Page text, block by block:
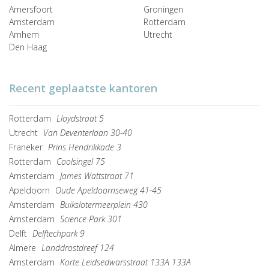
Amersfoort
Amsterdam
Arnhem
Den Haag
Groningen
Rotterdam
Utrecht
Recent geplaatste kantoren
Rotterdam Lloydstraat 5
Utrecht Van Deventerlaan 30-40
Franeker Prins Hendrikkade 3
Rotterdam Coolsingel 75
Amsterdam James Wattstraat 71
Apeldoorn Oude Apeldoornseweg 41-45
Amsterdam Buikslotermeerplein 430
Amsterdam Science Park 301
Delft Delftechpark 9
Almere Landdrostdreef 124
Amsterdam Korte Leidsedwarsstraat 133A 133A